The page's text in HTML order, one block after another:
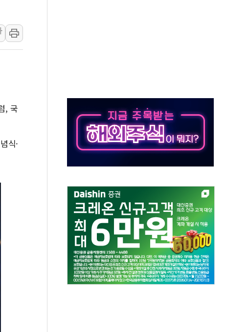
임시 주총 기대감에 홀로 상한가…마진 잔액은 사상 최고
장 레버리지 위험수위…숨은 차입이 더 큰 변수"
리 탄도미사일 1발 발사… 올해 10번째·42일 만 도발
비아에 새 안보 위기… 반군·마약카르텔이 습득해 전투 활용
감긴 어선 구조
아닌 무해한 표면 부식 물질"
시간30여분만에 진화...외국인 노동자 숨져
, 국
식·